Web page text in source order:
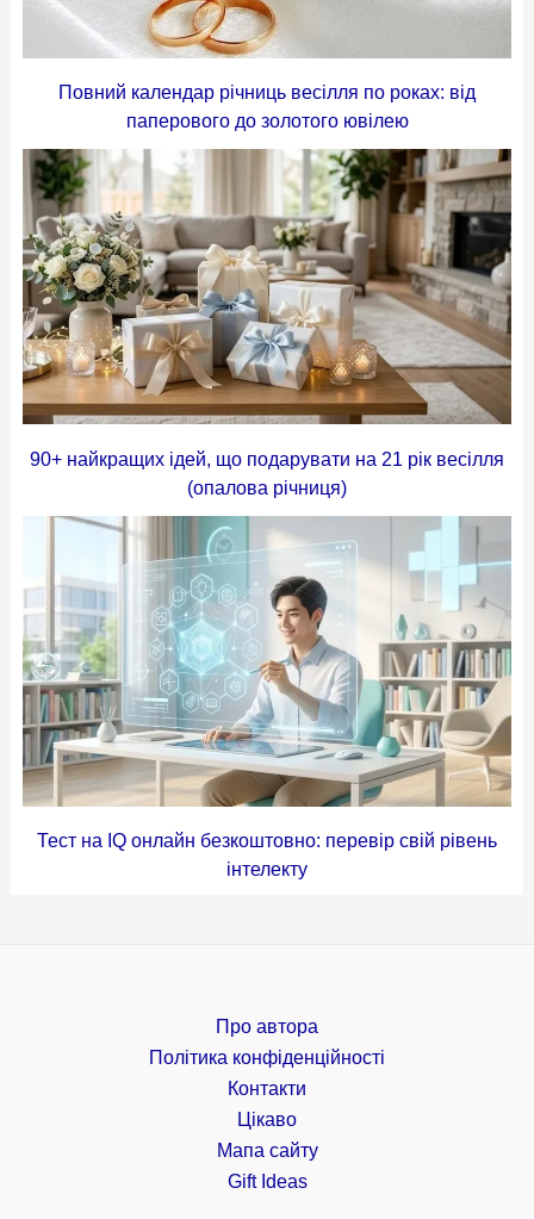
Повний календар річниць весілля по роках: від
паперового до золотого ювілею
90+ найкращих ідей, що подарувати на 21 рік весілля
(опалова річниця)
Тест на IQ онлайн безкоштовно: перевір свій рівень
інтелекту
Про автора
Політика конфіденційності
Контакти
Цікаво
Мапа сайту
Gift Ideas